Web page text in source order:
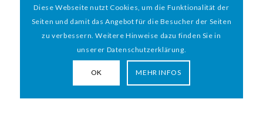
Diese Webseite nutzt Cookies, um die Funktionalität der
Seiten und damit das Angebot für die Besucher der Seiten
zu verbessern. Weitere Hinweise dazu finden Sie in
unserer Datenschutzerklärung.
OK MEHR INFOS